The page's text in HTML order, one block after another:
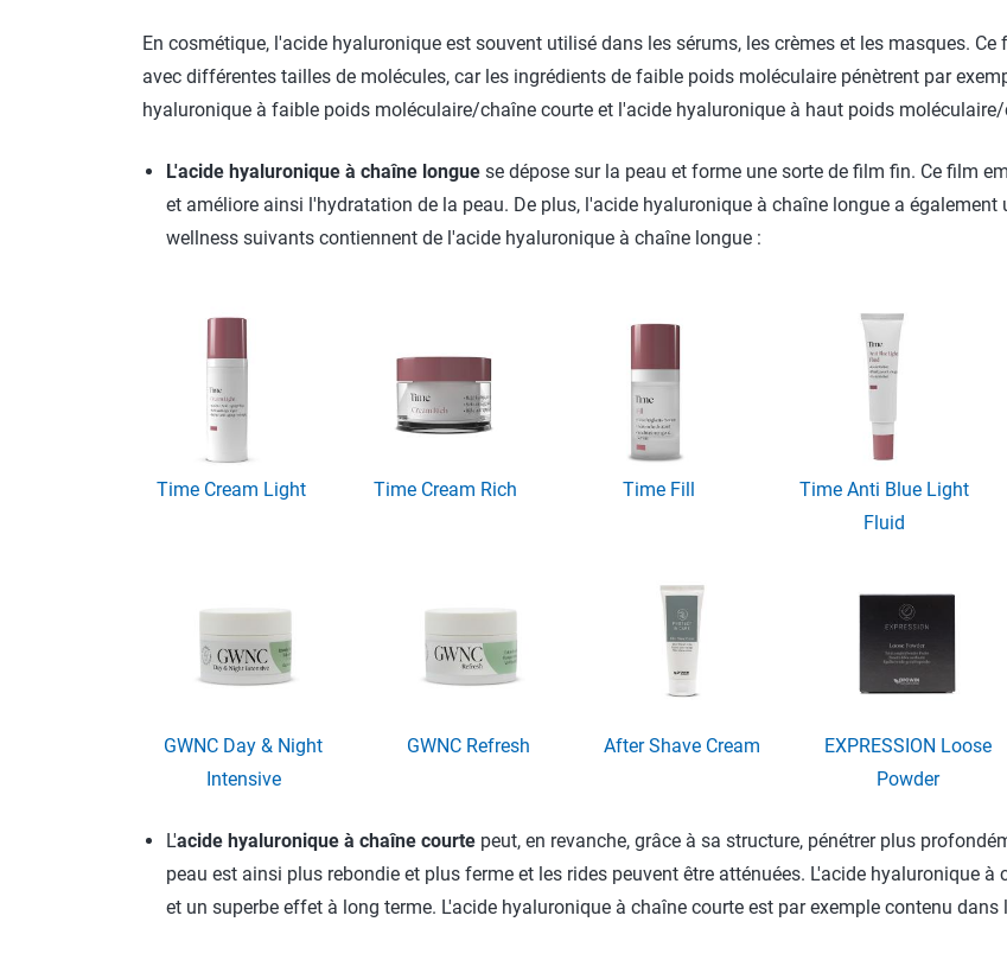
En cosmétique, l'acide hyaluronique est souvent utilisé dans les sérums, les crèmes et les masques.
avec différentes tailles de molécules, car les ingrédients de faible poids moléculaire pénètrent par
hyaluronique à faible poids moléculaire/chaîne courte et l'acide hyaluronique à haut poids
L'acide hyaluronique à chaîne longue se dépose sur la peau et forme une sorte de film fin. Ce film
et améliore ainsi l'hydratation de la peau. De plus, l'acide hyaluronique à chaîne longue a
wellness suivants contiennent de l'acide hyaluronique à chaîne longue :
Time Cream Light Time Cream Rich Time Fill
Time Anti Blue Light
Fluid
GWNC Day & Night
Intensive
GWNC Refresh After Shave Cream
EXPRESSION Loose
Powder
L'acide hyaluronique à chaîne courte peut, en revanche, grâce à sa structure, pénétrer plus
peau est ainsi plus rebondie et plus ferme et les rides peuvent être atténuées. L'acide hyaluronique
et un superbe effet à long terme. L'acide hyaluronique à chaîne courte est par exemple contenu